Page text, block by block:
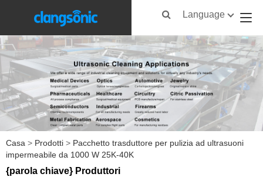
Language
Casa > Prodotti > Pacchetto trasduttore per pulizia ad ultrasuoni
impermeabile da 1000 W 25K-40K
{parola chiave} Produttori